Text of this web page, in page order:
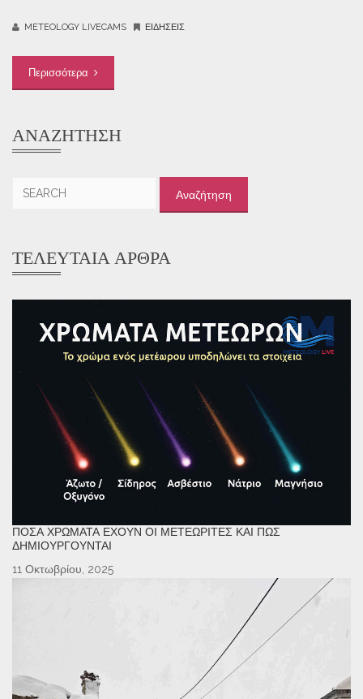
METEOLOGY LIVECAMS ΕΙΔΉΣΕΙΣ
Περισσότερα
ΑΝΑΖΉΤΗΣΗ
ΤΕΛΕΥΤΑΊΑ ΆΡΘΡΑ
ΠΌΣΑ ΧΡΏΜΑΤΑ ΈΧΟΥΝ ΟΙ ΜΕΤΕΩΡΊΤΕΣ ΚΑΙ ΠΏΣ
ΔΗΜΙΟΥΡΓΟΎΝΤΑΙ
11 Οκτωβρίου, 2025